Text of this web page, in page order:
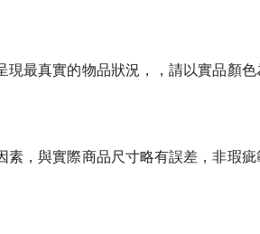
最真實的物品狀況，，請以實品顏色
，與實際商品尺寸略有誤差，非瑕疵